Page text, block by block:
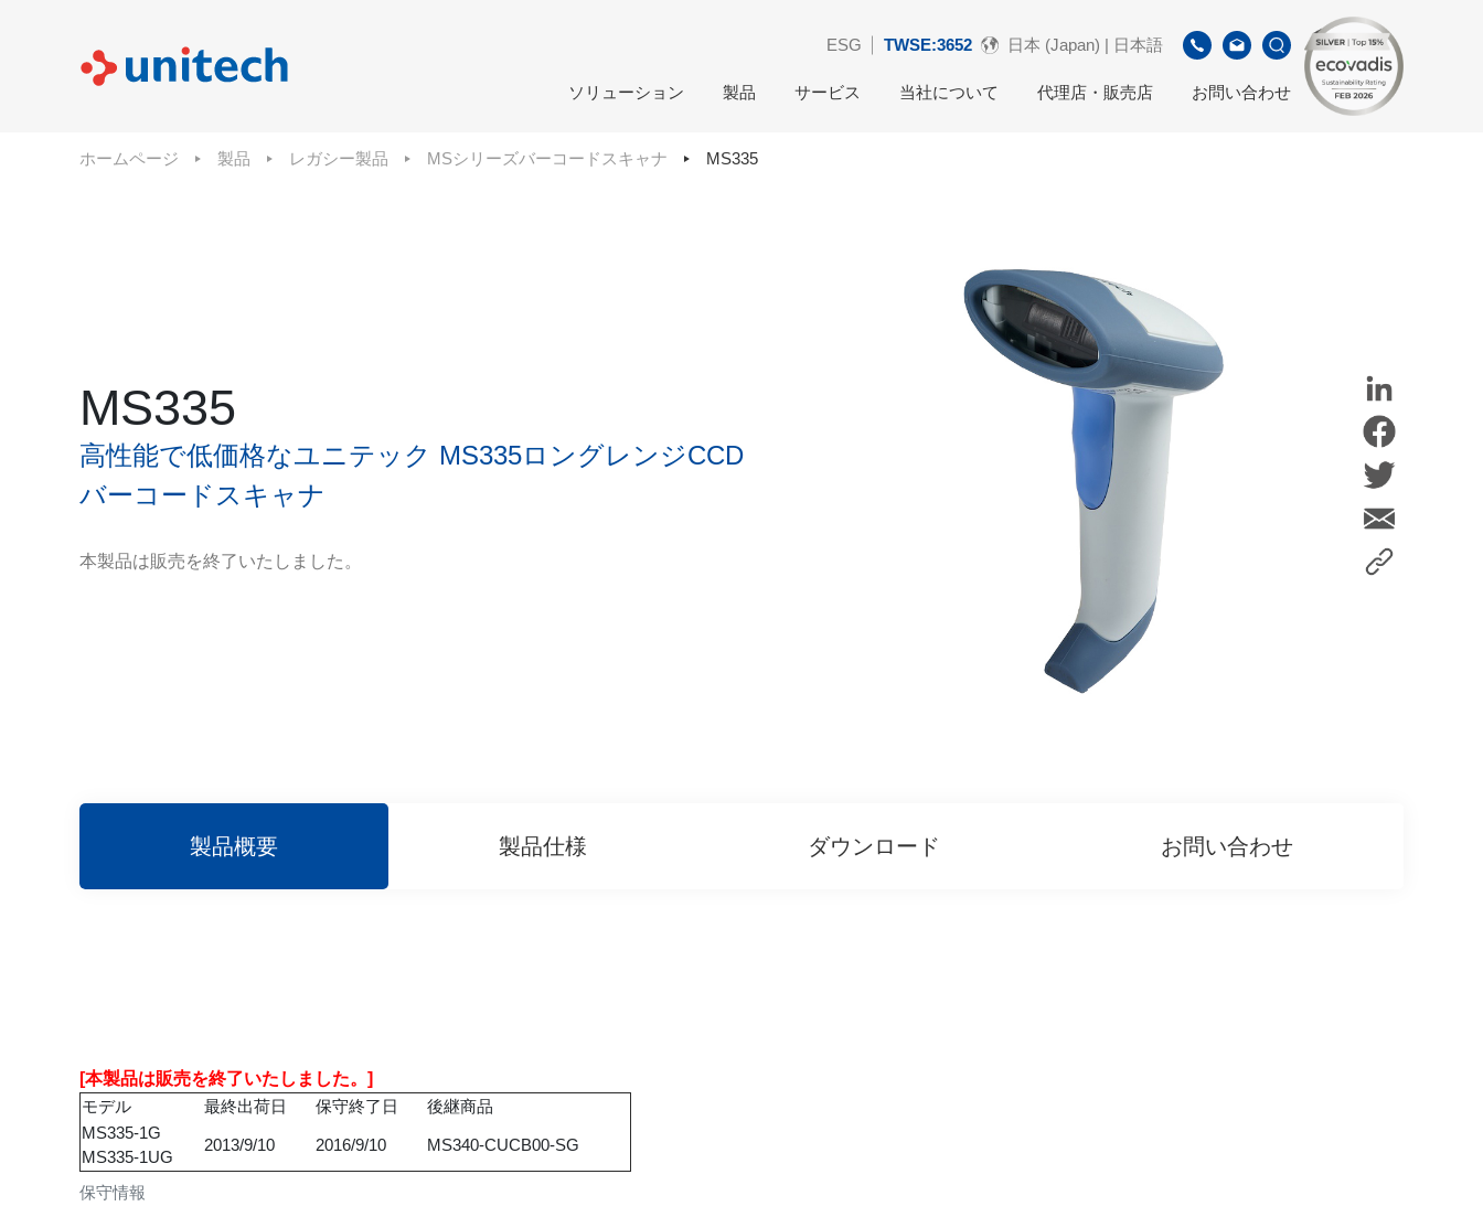
ESG TWSE:3652 日本 (Japan) | 日本語
ソリューション 製品 サービス 当社について 代理店・販売店 お問い合わせ
ホームページ 製品 レガシー製品 MSシリーズバーコードスキャナ MS335
MS335
高性能で低価格なユニテック MS335ロングレンジCCD
バーコードスキャナ
本製品は販売を終了いたしました。
製品概要 製品仕様 ダウンロード お問い合わせ
[本製品は販売を終了いたしました。]
保守情報
モデル 最終出荷日 保守終了日
後継商品
MS335-1G
MS335-1UG
2013/9/10 2016/9/10 MS340-CUCB00-SG